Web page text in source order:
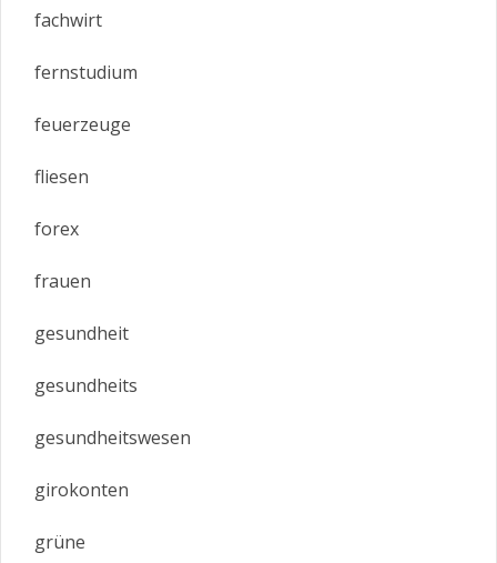
fachwirt
fernstudium
feuerzeuge
fliesen
forex
frauen
gesundheit
gesundheits
gesundheitswesen
girokonten
grüne